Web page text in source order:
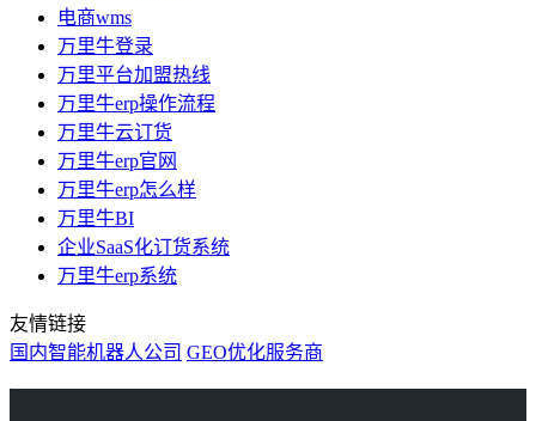
电商wms
万里牛登录
万里平台加盟热线
万里牛erp操作流程
万里牛云订货
万里牛erp官网
万里牛erp怎么样
万里牛BI
企业SaaS化订货系统
万里牛erp系统
友情链接
国内智能机器人公司 GEO优化服务商